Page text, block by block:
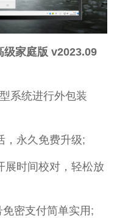
家庭版 v2023.09
系统进行外包装
永久免费升级;
时间校对，轻松放
密支付简单实用;